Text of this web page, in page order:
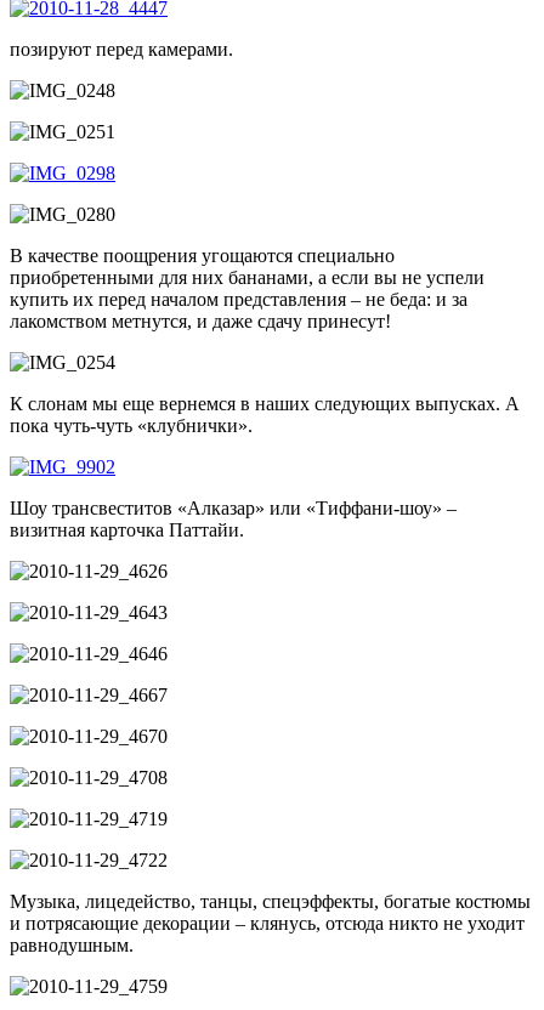
позируют перед камерами.
В качестве поощрения угощаются специально
приобретенными для них бананами, а если вы не успели
купить их перед началом представления – не беда: и за
лакомством метнутся, и даже сдачу принесут!
К слонам мы еще вернемся в наших следующих выпусках. А
пока чуть-чуть «клубнички».
Шоу трансвеститов «Алказар» или «Тиффани-шоу» –
визитная карточка Паттайи.
Музыка, лицедейство, танцы, спецэффекты, богатые костюмы
и потрясающие декорации – клянусь, отсюда никто не уходит
равнодушным.